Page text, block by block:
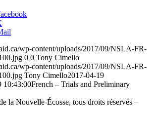
wp-content/uploads/2017/09/NSLA-FR-
0 0 Tony Cimello
wp-content/uploads/2017/09/NSLA-FR-
Tony Cimello2017-04-19
10:43:00French – Trials and Preliminary
la Nouvelle-Écosse, tous droits réservés –